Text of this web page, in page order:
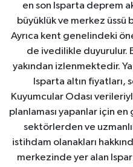
en son Isparta deprem
büyüklük ve merkez üssü
Ayrıca kent genelindeki
de ivedilikle duyurulur.
yakından izlenmektedir.
Isparta altın fiyatları,
Kuyumcular Odası
planlaması yapanlar için en
sektörlerden ve
istihdam olanakları
merkezinde yer alan